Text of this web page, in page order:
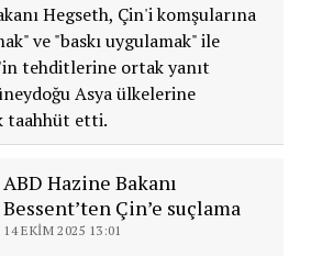
Hegseth, Çin'i komşularına
ve "baskı uygulamak" ile
tehditlerine ortak yanıt
Asya ülkelerine
taahhüt etti.
ABD Hazine Bakanı
Bessent’ten Çin’e suçlama
14 EKIM 2025 13:01